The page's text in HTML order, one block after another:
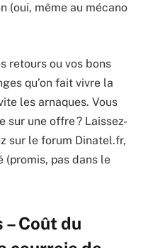
(oui, même au mécano
retours ou vos bons
qu’on fait vivre la
les arnaques. Vous
sur une offre ? Laissez-
sur le forum Dinatel.fr,
(promis, pas dans le
Coût du